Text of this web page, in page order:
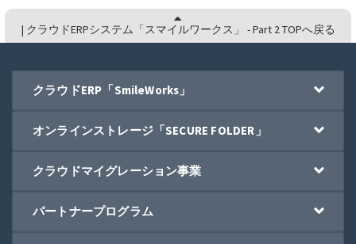
| クラウドERPシステム「スマイルワークス」 - Part 2 TOPへ戻る
クラウドERP「SmileWorks」
オンラインストレージ「SECURE FOLDER」
クラウドマイグレーション事業
パートナープログラム